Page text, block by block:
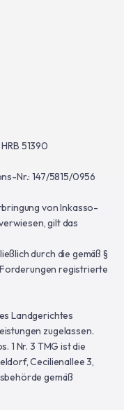
51390
Nr.: 147/5815/0956
von Inkasso-
gilt das
durch die gemäß §
Forderungen registrierte
Landgerichtes
zugelassen.
1 Nr. 3 TMG ist die
Cecilienallee 3,
gemäß